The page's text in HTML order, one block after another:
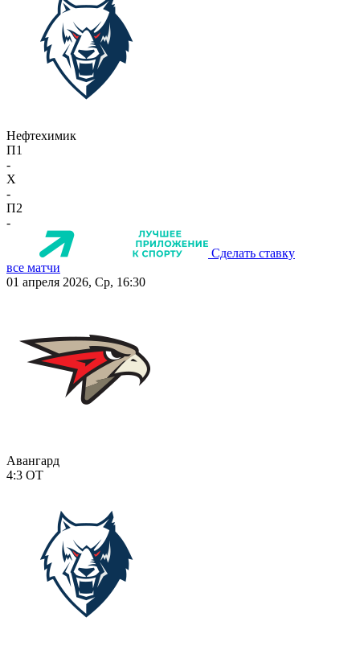
Нефтехимик
П1
-
X
-
П2
-
Сделать ставку
все матчи
01 апреля 2026, Ср, 16:30
Авангард
4:3 ОТ